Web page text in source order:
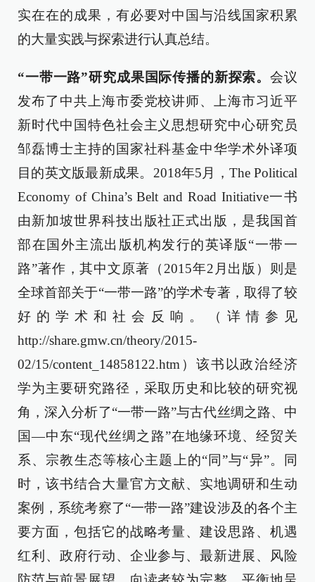
实在在的成果，有必要对中国与沿线国家积累
的大量实践与探索进行认真总结。
“一带一路”研究成果国际传播的新探索。会议
发布了中共上海市委党校讲师、上海市习近平
新时代中国特色社会主义思想研究中心研究员
邹磊博士主持的国家社科基金中华学术外译项
目的英文版最新成果。2018年5月，The Political
Economy of China’s Belt and Road Initiative一书
由新加坡世界科技出版社正式出版，是我国首
部在国外主流出版机构发行的英译版“一带一
路”著作，其中文原著（2015年2月出版）则是
全球首部关于“一带一路”的学术专著，取得了较
好的学术和社会反响。（详情参见
http://share.gmw.cn/theory/2015-
02/15/content_14858122.htm）该书以政治经济
学为主要研究路径，采取历史和比较的研究视
角，深入分析了“一带一路”与古代丝绸之路、中
国—中东“现代丝绸之路”在地缘环境、经贸关
系、宗教生态等核心主题上的“同”与“异”。同
时，该书结合大量官方文献、实地调研和生动
案例，系统考察了“一带一路”建设涉及的各个主
要方面，包括它的战略考量、建设思路、机遇
红利、政府行动、企业参与、最新进展、风险